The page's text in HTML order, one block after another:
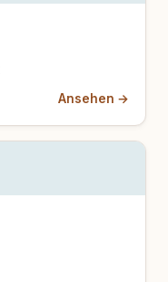
Ansehen →